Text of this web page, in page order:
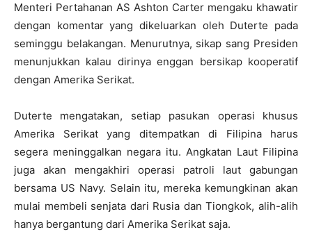
Menteri Pertahanan AS Ashton Carter mengaku khawatir
dengan komentar yang dikeluarkan oleh Duterte pada
seminggu belakangan. Menurutnya, sikap sang Presiden
menunjukkan kalau dirinya enggan bersikap kooperatif
dengan Amerika Serikat.
Duterte mengatakan, setiap pasukan operasi khusus
Amerika Serikat yang ditempatkan di Filipina harus
segera meninggalkan negara itu. Angkatan Laut Filipina
juga akan mengakhiri operasi patroli laut gabungan
bersama US Navy. Selain itu, mereka kemungkinan akan
mulai membeli senjata dari Rusia dan Tiongkok, alih-alih
hanya bergantung dari Amerika Serikat saja.